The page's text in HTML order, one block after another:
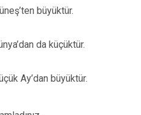
büyüktür.
da küçüktür.
Ay’dan büyüktür.